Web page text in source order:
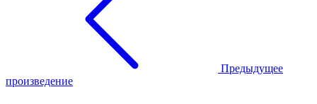
Предыдущее
произведение